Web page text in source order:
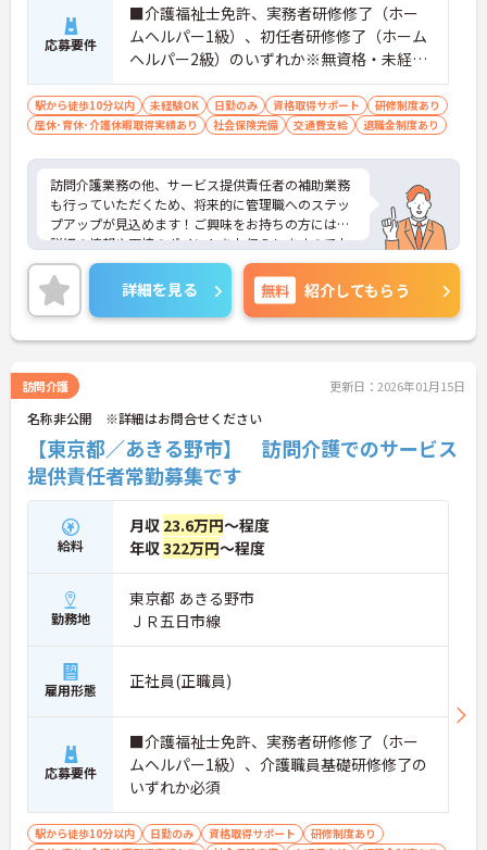
応募要件
■介護福祉士免許、実務者研修修了（ホー
ムヘルパー1級）、初任者研修修了（ホーム
ヘルパー2級）のいずれか※無資格・未経験
も相談可
駅から徒歩10分以内 未経験OK 日勤のみ 資格取得サポート
研修制度あり
産休･育休･介護休暇取得実績あり
社会保険完備 交通費支給 退職金制度あり
訪問介護業務の他、サービス提供責任者の補助業務
も行っていただくため、将来的に管理職へのステッ
プアップが見込めます！ご興味をお持ちの方には、
詳細の情報や面接のポイントをお伝えしますのでお
気軽にお問い合わせください。
詳細を見る 無料 紹介してもらう
訪問介護 更新日：2026年01月15日
名称非公開 ※詳細はお問合せください
【東京都／あきる野市】 訪問介護でのサービス
提供責任者常勤募集です
給料
月収 23.6万円～程度
年収322万円～程度
勤務地
東京都 あきる野市
ＪＲ五日市線
雇用形態 正社員(正職員)
応募要件
■介護福祉士免許、実務者研修修了（ホー
ムヘルパー1級）、介護職員基礎研修修了の
いずれか必須
駅から徒歩10分以内 日勤のみ 資格取得サポート
研修制度あり